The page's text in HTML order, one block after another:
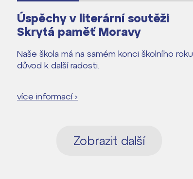
Úspěchy v literární soutěži
Skrytá paměť Moravy
Naše škola má na samém konci školního roku
důvod k další radosti.
více informací ›
Zobrazit další